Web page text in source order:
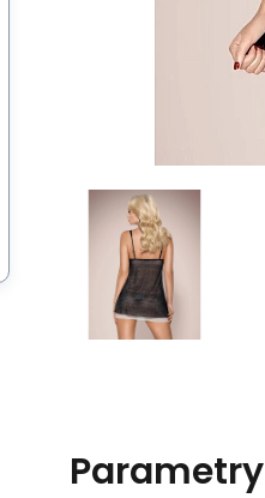
Parametry